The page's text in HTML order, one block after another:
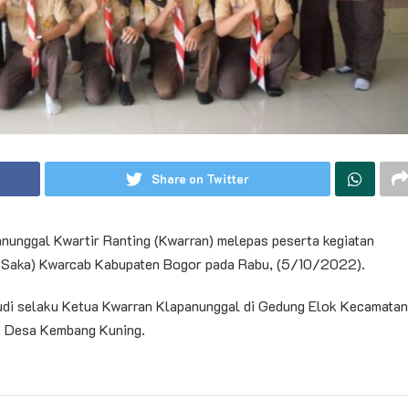
Share on Twitter
Kwartir Ranting (Kwarran) melepas peserta kegiatan
Kwarcab Kabupaten Bogor pada Rabu, (5/10/2022).
selaku Ketua Kwarran Klapanunggal di Gedung Elok Kecamatan
Kembang Kuning.